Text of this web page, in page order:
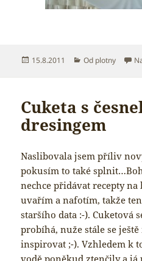
Publikováno:
15.8.2011 Rubriky:
Od plotny
Cuketa s
dresingem
Naslibovala jsem příliv
pokusím to také
nechce přidávat recepty na
uvařím a nafotím, takže
staršího data :-). Cuketová
probíhá, nuže stále se
inspirovat ;-). Vzhledem k